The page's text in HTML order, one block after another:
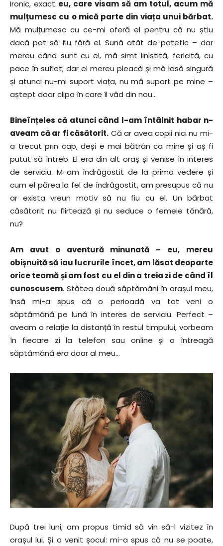
Ironic, exact eu, care visam să am totul, acum mă
mulțumesc cu o mică parte din viața unui bărbat.
Mă mulțumesc cu ce-mi oferă el pentru că nu știu
dacă pot să fiu fără el. Sună atât de patetic – dar
mereu când sunt cu el, mă simt liniștită, fericită, cu
pace în suflet; dar el mereu pleacă și mă lasă singură
și atunci nu-mi suport viața, nu mă suport pe mine –
aștept doar clipa în care îl văd din nou…
Bineînțeles că atunci când l-am întâlnit habar n-
aveam că ar fi căsătorit. Că ar avea copii nici nu mi-
a trecut prin cap, deși e mai bătrân ca mine și aș fi
putut să întreb. El era din alt oraș și venise în interes
de serviciu. M-am îndrăgostit de la prima vedere și
cum el părea la fel de îndrăgostit, am presupus că nu
ar exista vreun motiv să nu fiu cu el. Un bărbat
căsătorit nu flirtează și nu seduce o femeie tânără,
nu?
Am avut o aventură minunată – eu, mereu
obișnuită să iau lucrurile încet, am lăsat deoparte
orice teamă și am fost cu el din a treia zi de când îl
cunoscusem. Stătea două săptămâni în orașul meu,
însă mi-a spus că o perioadă va tot veni o
săptămână pe lună în interes de serviciu. Perfect –
aveam o relație la distanță în restul timpului, vorbeam
în fiecare zi la telefon sau online și o întreagă
săptămână era doar al meu…
După trei luni, am propus timid să vin să-l vizitez în
orașul lui. Și a venit șocul: mi-a spus că nu se poate,